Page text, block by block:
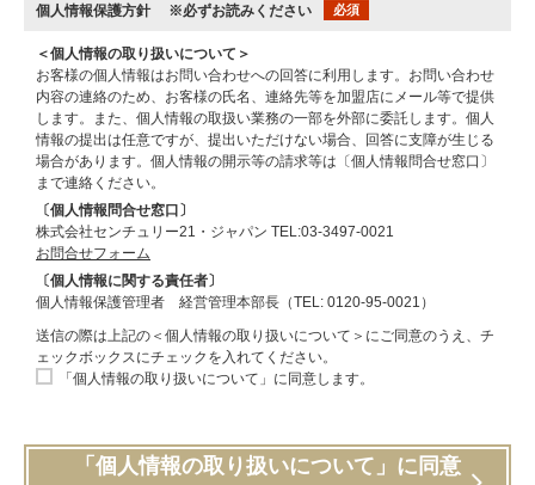
個人情報保護方針 ※必ずお読みください 必須
＜個人情報の取り扱いについて＞
お客様の個人情報はお問い合わせへの回答に利用します。お問い合わせ
内容の連絡のため、お客様の氏名、連絡先等を加盟店にメール等で提供
します。また、個人情報の取扱い業務の一部を外部に委託します。個人
情報の提出は任意ですが、提出いただけない場合、回答に支障が生じる
場合があります。個人情報の開示等の請求等は〔個人情報問合せ窓口〕
まで連絡ください。
〔個人情報問合せ窓口〕
株式会社センチュリー21・ジャパン TEL:03-3497-0021
お問合せフォーム
〔個人情報に関する責任者〕
個人情報保護管理者 経営管理本部長（TEL: 0120-95-0021）
送信の際は上記の＜個人情報の取り扱いについて＞にご同意のうえ、チ
ェックボックスにチェックを入れてください。
「個人情報の取り扱いについて」に同意します。
「個人情報の取り扱いについて」に同意